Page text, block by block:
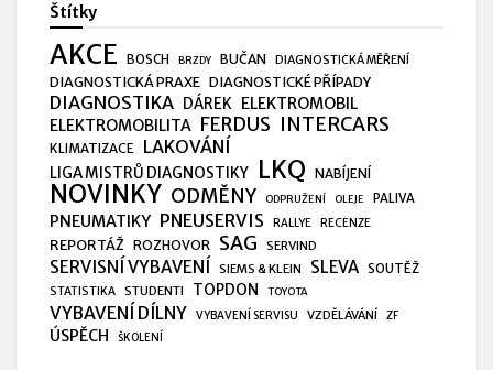
Štítky
AKCE BOSCH BRZDY BUČAN DIAGNOSTICKÁ MĚŘENÍ
DIAGNOSTICKÁ PRAXE DIAGNOSTICKÉ PŘÍPADY
DIAGNOSTIKA DÁREK ELEKTROMOBIL
ELEKTROMOBILITA FERDUS INTERCARS
KLIMATIZACE LAKOVÁNÍ
LIGA MISTRŮ DIAGNOSTIKY LKQ NABÍJENÍ
NOVINKY ODMĚNY ODPRUŽENÍ OLEJE PALIVA
PNEUMATIKY PNEUSERVIS RALLYE RECENZE
REPORTÁŽ ROZHOVOR SAG SERVIND
SERVISNÍ VYBAVENÍ SIEMS & KLEIN SLEVA SOUTĚŽ
STATISTIKA STUDENTI TOPDON TOYOTA
VYBAVENÍ DÍLNY VYBAVENÍ SERVISU VZDĚLÁVÁNÍ ZF
ÚSPĚCH ŠKOLENÍ